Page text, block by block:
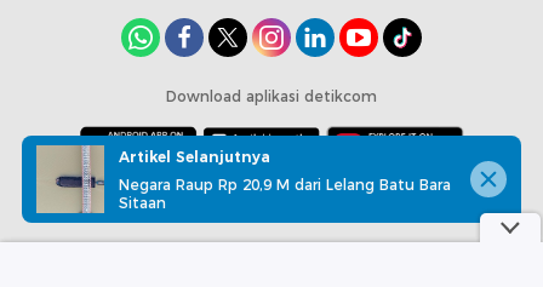
Download aplikasi detikcom
Copyright @ 2026 detikcom, All right reserved
Artikel Selanjutnya
Negara Raup Rp 20,9 M dari Lelang Batu Bara
Sitaan